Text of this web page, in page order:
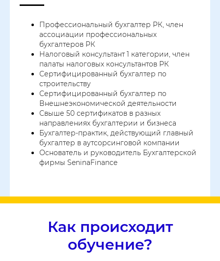
Профессиональный бухгалтер РК, член
ассоциации профессиональных
бухгалтеров РК
Налоговый консультант 1 категории, член
палаты налоговых консультантов РК
⁠Сертифицированный бухгалтер по
строительству
Сертифицированный бухгалтер по
Внешнеэкономической деятельности
⁠Свыше 50 сертификатов в разных
направлениях бухгалтерии и бизнеса
Бухгалтер-практик, действующий главный
бухгалтер в аутсорсинговой компании
Основатель и руководитель Бухгалтерской
фирмы SeninaFinance
Как происходит
обучение?